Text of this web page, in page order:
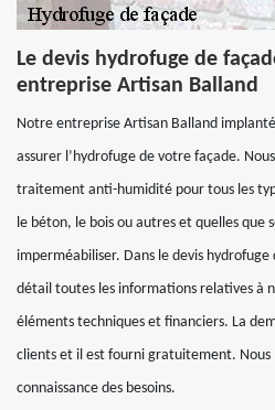
Le devis hydrofuge de
entreprise Artisan Balland
Notre entreprise Artisan Balland
assurer l’hydrofuge de votre façade.
traitement anti-humidité pour tous les
le béton, le bois ou autres et quelles que
imperméabiliser. Dans le devis
détail toutes les informations relatives à
éléments techniques et financiers. La
clients et il est fourni gratuitement. Nous
connaissance des besoins.